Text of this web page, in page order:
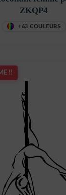
ZKQP4
+63 COULEURS
!!